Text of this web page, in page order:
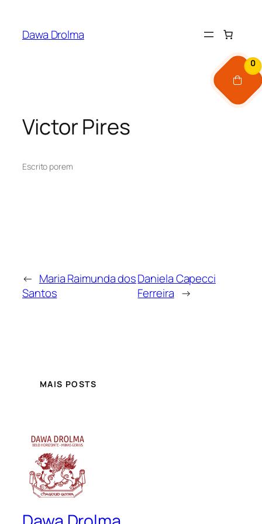
0
Dawa Drolma
Victor Pires
Escrito porem
← Maria Raimunda dos
Santos
Daniela Capecci
Ferreira →
MAIS POSTS